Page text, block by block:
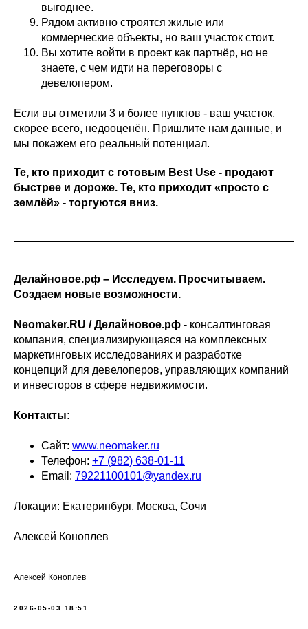
выгоднее.
Рядом активно строятся жилые или
коммерческие объекты, но ваш участок стоит.
Вы хотите войти в проект как партнёр, но не
знаете, с чем идти на переговоры с
девелопером.
Если вы отметили 3 и более пунктов - ваш участок,
скорее всего, недооценён. Пришлите нам данные, и
мы покажем его реальный потенциал.
Те, кто приходит с готовым Best Use - продают
быстрее и дороже. Те, кто приходит «просто с
землёй» - торгуются вниз.
Делайновое.рф – Исследуем. Просчитываем.
Создаем новые возможности.
Neomaker.RU / Делайновое.рф - консалтинговая
компания, специализирующаяся на комплексных
маркетинговых исследованиях и разработке
концепций для девелоперов, управляющих компаний
и инвесторов в сфере недвижимости.
Контакты:
Сайт: www.neomaker.ru
Телефон: +7 (982) 638-01-11
Email: 79221100101@yandex.ru
Локации: Екатеринбург, Москва, Сочи
Алексей Коноплев
Алексей Коноплев
2026-05-03 18:51